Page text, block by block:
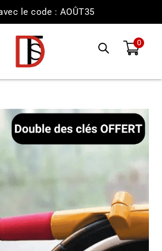
le code : AOÛT35
0